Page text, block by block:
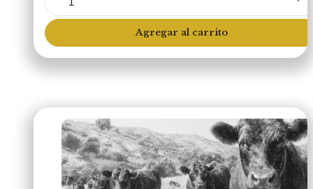
Bola
Maciza
(Libre
Pastoreo)
cantidad
Agregar al carrito